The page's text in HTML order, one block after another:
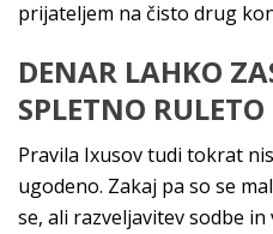
prijateljem na čisto drug
DENAR LAHKO
SPLETNO RULETO
Pravila Ixusov tudi tokrat
ugodeno. Zakaj pa so se
se, ali razveljavitev sodbe